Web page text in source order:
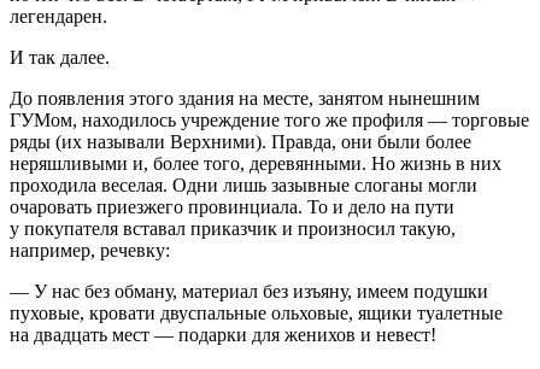
легендарен.
И так далее.
До появления этого здания на месте, занятом нынешним
ГУМом, находилось учреждение того же профиля — торговые
ряды (их называли Верхними). Правда, они были более
неряшливыми и, более того, деревянными. Но жизнь в них
проходила веселая. Одни лишь зазывные слоганы могли
очаровать приезжего провинциала. То и дело на пути
у покупателя вставал приказчик и произносил такую,
например, речевку:
— У нас без обману, материал без изъяну, имеем подушки
пуховые, кровати двуспальные ольховые, ящики туалетные
на двадцать мест — подарки для женихов и невест!